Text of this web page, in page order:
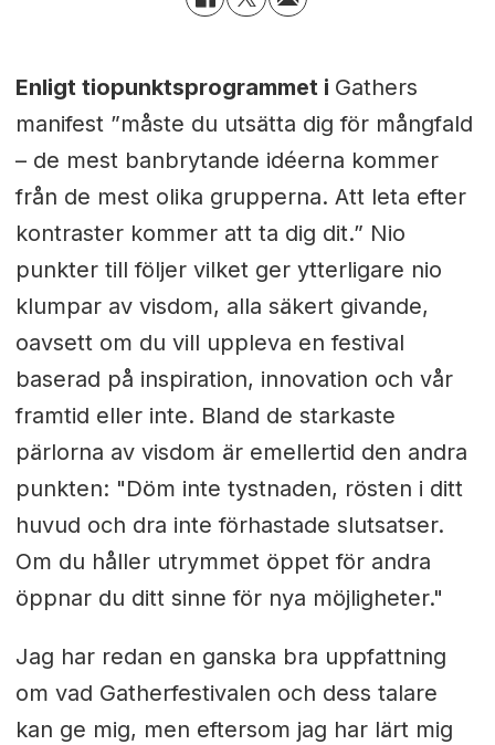
Enligt tiopunktsprogrammet i Gathers
manifest ”måste du utsätta dig för mångfald
– de mest banbrytande idéerna kommer
från de mest olika grupperna. Att leta efter
kontraster kommer att ta dig dit.” Nio
punkter till följer vilket ger ytterligare nio
klumpar av visdom, alla säkert givande,
oavsett om du vill uppleva en festival
baserad på inspiration, innovation och vår
framtid eller inte. Bland de starkaste
pärlorna av visdom är emellertid den andra
punkten: "Döm inte tystnaden, rösten i ditt
huvud och dra inte förhastade slutsatser.
Om du håller utrymmet öppet för andra
öppnar du ditt sinne för nya möjligheter."
Jag har redan en ganska bra uppfattning
om vad Gatherfestivalen och dess talare
kan ge mig, men eftersom jag har lärt mig